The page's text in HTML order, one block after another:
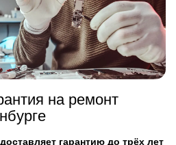
на ремонт
гарантию до трёх лет